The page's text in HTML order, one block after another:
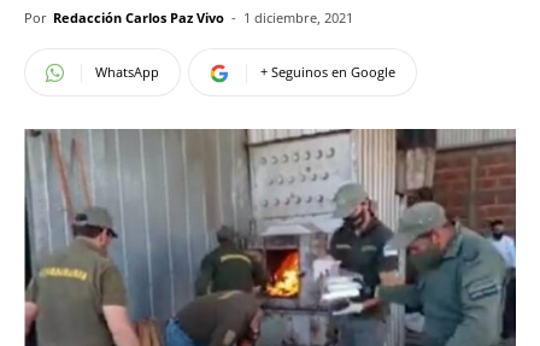
Por Redacción Carlos Paz Vivo - 1 diciembre, 2021
WhatsApp + Seguinos en Google